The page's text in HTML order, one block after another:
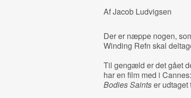
Af Jacob Ludvigsen
Der er næppe nogen,
Winding Refn skal
Til gengæld er det gået
har en film med i
Bodies Saintser udtaget